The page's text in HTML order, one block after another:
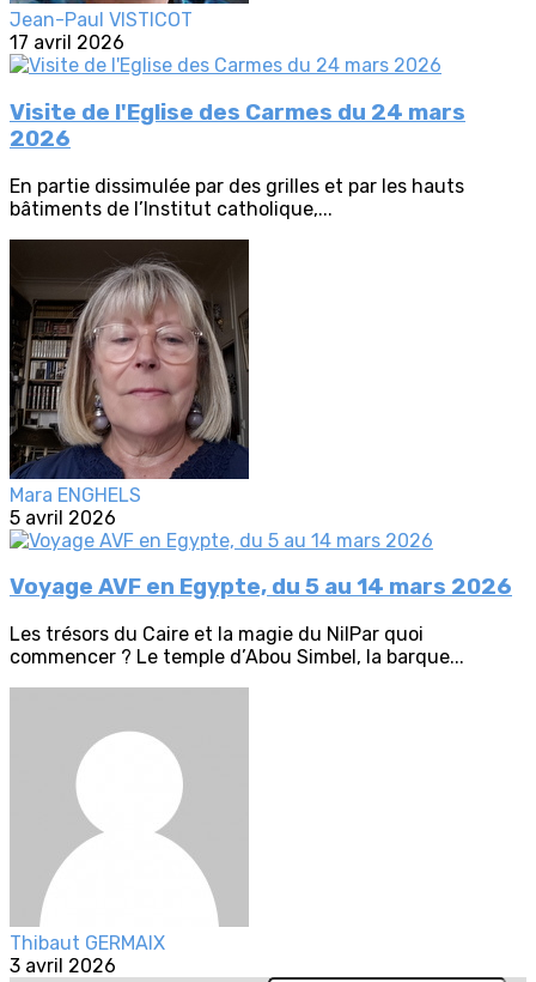
Jean-Paul VISTICOT
17 avril 2026
Visite de l'Eglise des Carmes du 24 mars
2026
En partie dissimulée par des grilles et par les hauts
bâtiments de l’Institut catholique,...
Mara ENGHELS
5 avril 2026
Voyage AVF en Egypte, du 5 au 14 mars 2026
Les trésors du Caire et la magie du NilPar quoi
commencer ? Le temple d’Abou Simbel, la barque...
Thibaut GERMAIX
3 avril 2026